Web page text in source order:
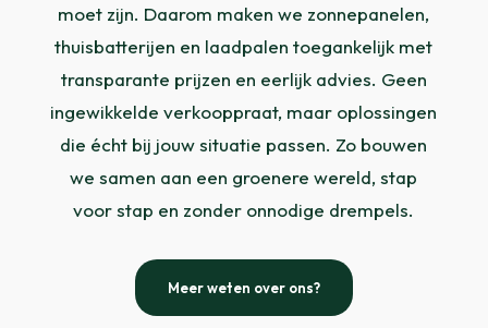
moet zijn. Daarom maken we zonnepanelen,
thuisbatterijen en laadpalen toegankelijk met
transparante prijzen en eerlijk advies. Geen
ingewikkelde verkooppraat, maar oplossingen
die écht bij jouw situatie passen. Zo bouwen
we samen aan een groenere wereld, stap
voor stap en zonder onnodige drempels.
Meer weten over ons?